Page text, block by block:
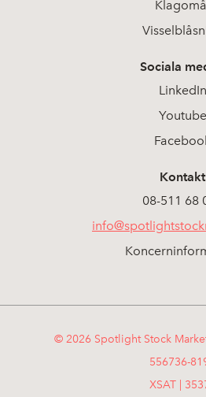
Sociala
LinkedIn
Youtube
Kontakt
08-511 68
© 2026 Spotlight Stock
556736-
XSAT |